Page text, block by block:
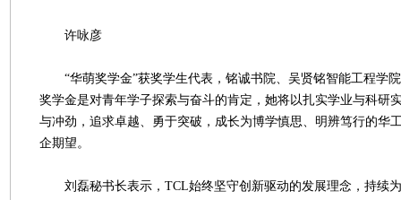
许咏彦
“华萌奖学金”获奖学生代表，铭诚书院、吴贤铭智能工程学院
奖学金是对青年学子探索与奋斗的肯定，她将以扎实学业与科研
与冲劲，追求卓越、勇于突破，成长为博学慎思、明辨笃行的华
企期望。
刘磊秘书长表示，TCL始终坚守创新驱动的发展理念，持续